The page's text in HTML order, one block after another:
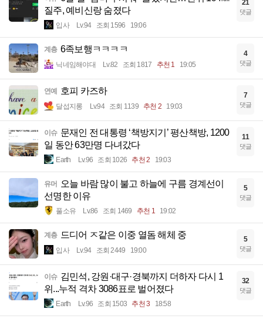
질주, 예비신랑 숨졌다
입사 Lv.94 조회 1596 19:06
21
댓글
계층 6족보행ㅋㅋㅋㅋ
닉네임해야대 Lv.82 조회 1817 추천 1 19:05
4
댓글
연예 호피 카즈하
달섭지롱 Lv.94 조회 1139 추천 2 19:03
7
댓글
이슈 문재인 전 대통령 ‘책방지기’ 평산책방, 1200
일 동안 63만명 다녀갔다
Earth Lv.96 조회 1026 추천 2 19:03
11
댓글
유머
오늘 바람 많이 불고 하늘에 구름 경계선이
선명한 이유
풀소유 Lv.86 조회 1469 추천 1 19:02
5
댓글
계층 드디어 ㅈ같은 이중 열돔 해체 중
입사 Lv.94 조회 2449 19:00
5
댓글
이슈 김민석, 강원·대구·경북까지 더하자 다시 1
위...누적 격차 3086표로 벌어졌다
Earth Lv.96 조회 1503 추천 3 18:58
32
댓글